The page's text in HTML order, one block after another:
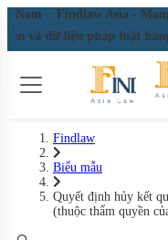
Nam
Findlaw Asia -
tín và dữ liệu pháp luật
Findlaw
Biểu mẫu
Quyết định hủy kết
(thuộc thẩm quyền